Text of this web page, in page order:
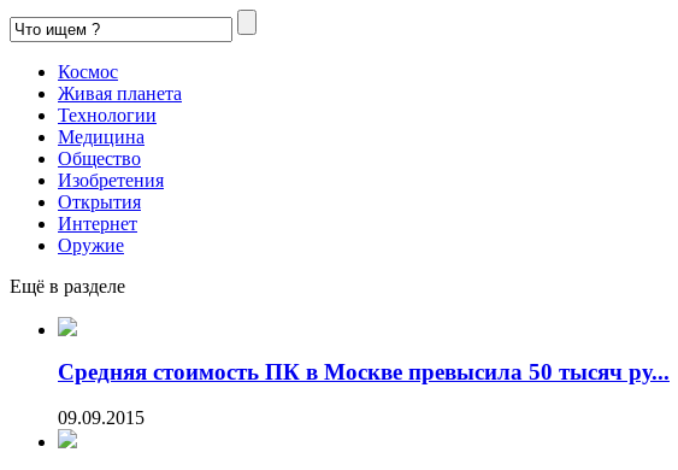
Космос
Живая планета
Технологии
Медицина
Общество
Изобретения
Открытия
Интернет
Оружие
Ещё в разделе
Средняя стоимость ПК в Москве превысила 50 тысяч ру...
09.09.2015